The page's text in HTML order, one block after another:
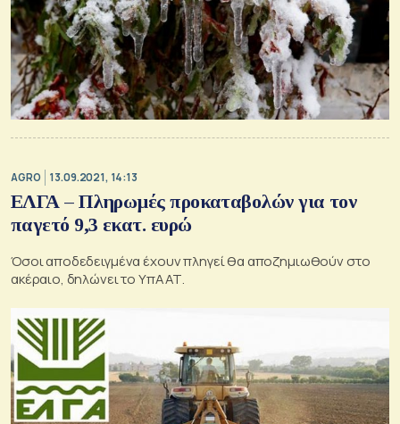
AGRO 13.09.2021, 14:13
ΕΛΓΑ – Πληρωμές προκαταβολών για τον
παγετό 9,3 εκατ. ευρώ
Όσοι αποδεδειγμένα έχουν πληγεί θα αποζημιωθούν στο
ακέραιο, δηλώνει το ΥπΑΑΤ.